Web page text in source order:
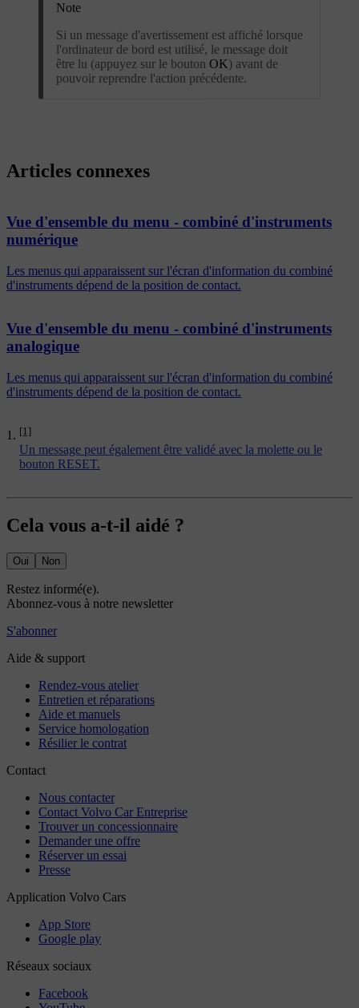
Note
Si un message d'avertissement est affiché lorsque
l'ordinateur de bord est utilisé, le message doit
être lu (appuyez sur le bouton OK ) avant de
pouvoir reprendre l'action précédente.
[1]
Un message peut également être validé avec la molette ou le
bouton RESET.
Articles connexes
Vue d'ensemble du menu - combiné d'instruments
numérique
Les menus qui apparaissent sur l'écran d'information du combiné
d'instruments dépend de la position de contact.
Vue d'ensemble du menu - combiné d'instruments
analogique
Les menus qui apparaissent sur l'écran d'information du combiné
d'instruments dépend de la position de contact.
Cela vous a-t-il aidé ?
Oui Non